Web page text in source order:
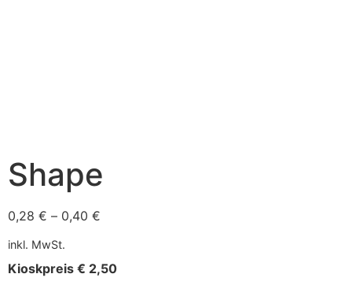
Shape
0,28 € – 0,40 €
inkl. MwSt.
Kioskpreis € 2,50